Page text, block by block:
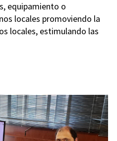
equipamiento o
locales promoviendo la
locales, estimulando las